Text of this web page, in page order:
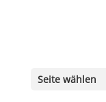
Seite wählen